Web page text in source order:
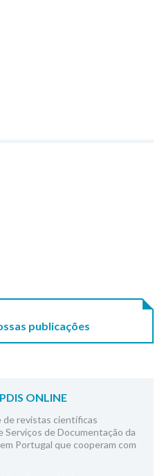
publicações
ONLINE
de revistas científicas
de Documentação da
Portugal que cooperam com